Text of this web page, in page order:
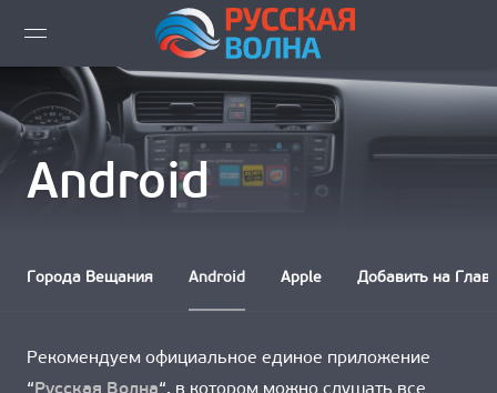
ВИДЕО LIVE
НОВОСТИ
НОВИНКИ ЭФИРА
ПЛЕЙЛИСТ
КАК СЛУШАТЬ!?
Android
Города Вещания Android Apple Добавить на
Рекомендуем официальное единое приложение